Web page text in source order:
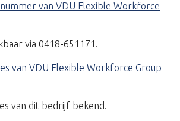
van VDU Flexible Workforce
via 0418-651171.
van VDU Flexible Workforce Group
van dit bedrijf bekend.